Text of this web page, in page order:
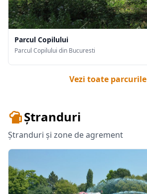
Parcul Copilului
Parcul Copilului din Bucuresti
Vezi toate parcurile
Ștranduri
Ștranduri și zone de agrement